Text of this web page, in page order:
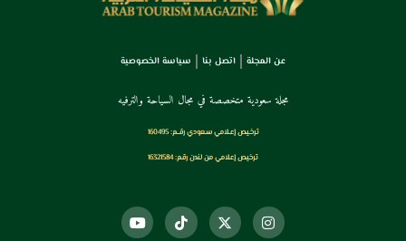
عن المجلة اتصل بنا سياسة الخصوصية
مجلة سعودية متخصصة في مجال السياحة والترفيه
ترخـيص إعـلامي سـعودي رقــم: 160495
ترخيص إعلامي من لندن رقم: 16321584